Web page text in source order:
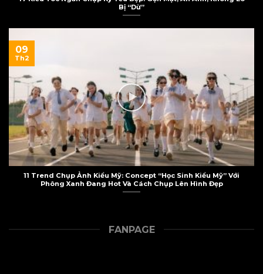
Bị “Dừ”
11 Trend Chụp Ảnh Kiểu Mỹ: Concept “Học Sinh Kiểu Mỹ” Với
Phông Xanh Đang Hot Và Cách Chụp Lên Hình Đẹp
09
Th2
FANPAGE